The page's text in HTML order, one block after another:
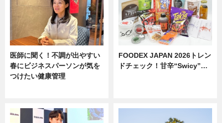
医師に聞く！不調が出やすい
春にビジネスパーソンが気を
つけたい健康管理
FOODEX JAPAN 2026トレン
ドチェック！甘辛“Swicy”…